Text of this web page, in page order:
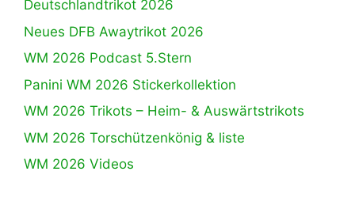
Deutschlandtrikot 2026
Neues DFB Awaytrikot 2026
WM 2026 Podcast 5.Stern
Panini WM 2026 Stickerkollektion
WM 2026 Trikots – Heim- & Auswärtstrikots
WM 2026 Torschützenkönig & liste
WM 2026 Videos